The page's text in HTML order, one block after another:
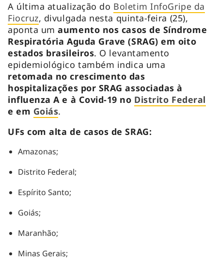
A última atualização do Boletim InfoGripe da
Fiocruz, divulgada nesta quinta-feira (25),
aponta umaumento nos casos de Síndrome
Respiratória Aguda Grave (SRAG) em oito
estados brasileiros. O levantamento
epidemiológico também indica uma
retomada no crescimento das
hospitalizações por SRAG associadas à
influenza A e à Covid-19 no Distrito Federal
e em Goiás.
UFs com alta de casos de SRAG:
Amazonas;
Distrito Federal;
Espírito Santo;
Goiás;
Maranhão;
Minas Gerais;